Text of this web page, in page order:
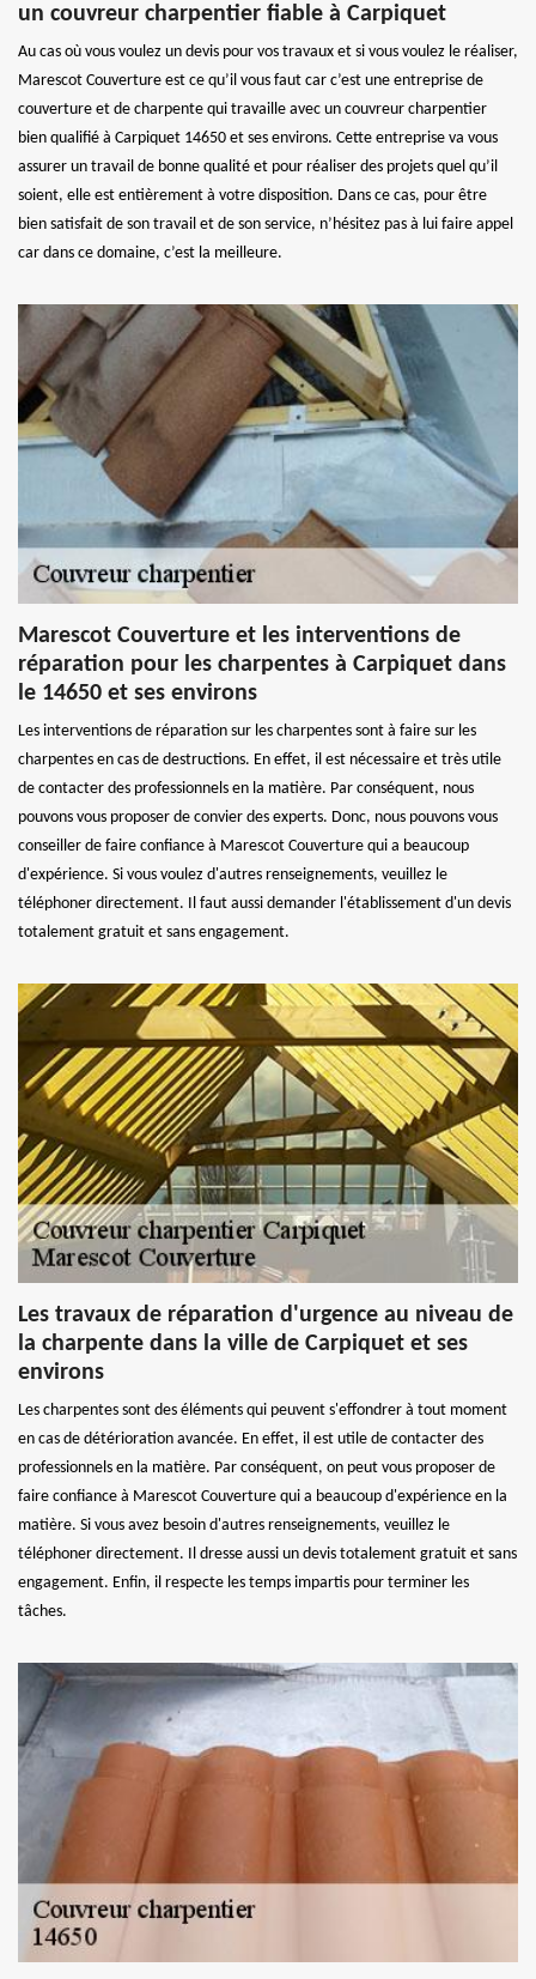
un couvreur charpentier fiable à Carpiquet
Au cas où vous voulez un devis pour vos travaux et si vous voulez le réaliser,
Marescot Couverture est ce qu’il vous faut car c’est une entreprise de
couverture et de charpente qui travaille avec un couvreur charpentier
bien qualifié à Carpiquet 14650 et ses environs. Cette entreprise va vous
assurer un travail de bonne qualité et pour réaliser des projets quel qu’il
soient, elle est entièrement à votre disposition. Dans ce cas, pour être
bien satisfait de son travail et de son service, n’hésitez pas à lui faire appel
car dans ce domaine, c’est la meilleure.
Marescot Couverture et les interventions de
réparation pour les charpentes à Carpiquet dans
le 14650 et ses environs
Les interventions de réparation sur les charpentes sont à faire sur les
charpentes en cas de destructions. En effet, il est nécessaire et très utile
de contacter des professionnels en la matière. Par conséquent, nous
pouvons vous proposer de convier des experts. Donc, nous pouvons vous
conseiller de faire confiance à Marescot Couverture qui a beaucoup
d'expérience. Si vous voulez d'autres renseignements, veuillez le
téléphoner directement. Il faut aussi demander l'établissement d'un devis
totalement gratuit et sans engagement.
Les travaux de réparation d'urgence au niveau de
la charpente dans la ville de Carpiquet et ses
environs
Les charpentes sont des éléments qui peuvent s'effondrer à tout moment
en cas de détérioration avancée. En effet, il est utile de contacter des
professionnels en la matière. Par conséquent, on peut vous proposer de
faire confiance à Marescot Couverture qui a beaucoup d'expérience en la
matière. Si vous avez besoin d'autres renseignements, veuillez le
téléphoner directement. Il dresse aussi un devis totalement gratuit et sans
engagement. Enfin, il respecte les temps impartis pour terminer les
tâches.